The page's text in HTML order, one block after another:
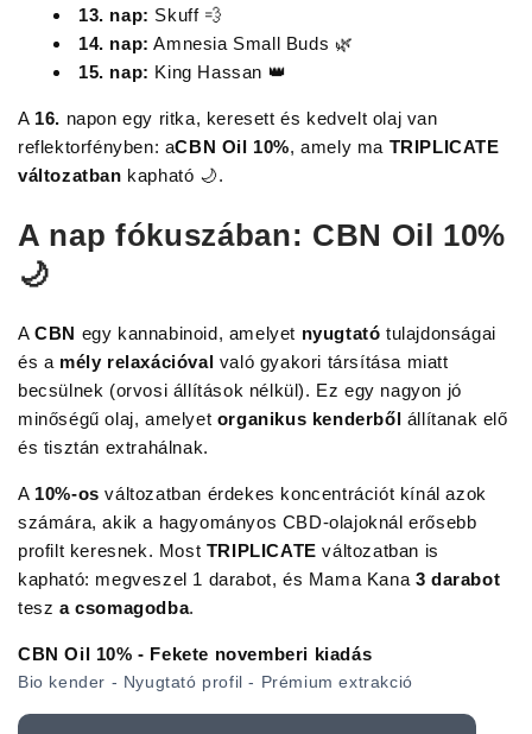
13. nap: Skuff 💨
14. nap: Amnesia Small Buds 🌿
15. nap: King Hassan 👑
A 16. napon egy ritka, keresett és kedvelt olaj van
reflektorfényben: aCBN Oil 10%, amely ma TRIPLICATE
változatban kapható 🌙.
A nap fókuszában: CBN Oil 10%
🌙
ACBN egy kannabinoid, amelyet nyugtató tulajdonságai
és a mély relaxációval való gyakori társítása miatt
becsülnek (orvosi állítások nélkül). Ez egy nagyon jó
minőségű olaj, amelyet organikus kenderből állítanak elő
és tisztán extrahálnak.
A 10%-os változatban érdekes koncentrációt kínál azok
számára, akik a hagyományos CBD-olajoknál erősebb
profilt keresnek. Most TRIPLICATE változatban is
kapható: megveszel 1 darabot, és Mama Kana 3 darabot
tesz a csomagodba.
CBN Oil 10% - Fekete novemberi kiadás
Bio kender - Nyugtató profil - Prémium extrakció